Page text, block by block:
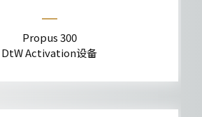
Propus 300
DtW Activation设备